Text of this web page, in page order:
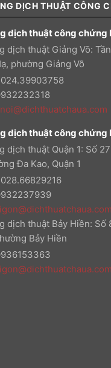
DỊCH THUẬT CÔNG
dịch thuật công chứng
dịch thuật Giảng Võ:
phường Giảng Võ
dịch thuật công chứng
dịch thuật Quận 1: Số
Đa Kao, Quận 1
dịch thuật Bảy Hiền: Số
Bảy Hiền